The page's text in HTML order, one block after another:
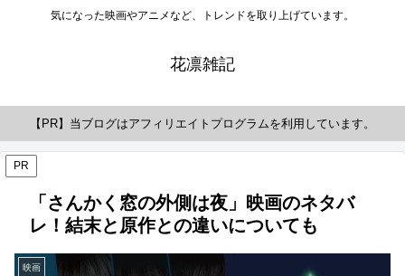
気になった映画やアニメなど、トレンドを取り上げています。
花凛雑記
【PR】当ブログはアフィリエイトプログラムを利用しています。
PR
「さんかく窓の外側は夜」映画のネタバ
レ！結末と原作との違いについても
映画